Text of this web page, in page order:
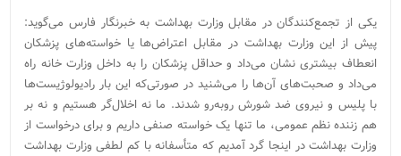
یکی از تجمع‌کنندگان در مقابل وزارت بهداشت به خبرنگار فارس می‌گوید:
پیش‌ از این وزارت بهداشت در مقابل اعتراض‌ها یا خواسته‌های پزشکان
انعطاف بیشتری نشان می‌داد و حداقل پزشکان را به داخل وزارت خانه راه
می‌داد و صحبت‌های آن‌ها را می‌شنید در صورتی‌که این بار رادیولوژیست‌ها
با پلیس و نیروی ضد شورش روبه‌رو شدند. ما نه اخلال‌گر هستیم و نه بر
هم زننده نظم عمومی، ما تنها یک خواسته صنفی داریم و برای درخواست از
وزارت بهداشت در اینجا گرد آمدیم که متأسفانه با کم لطفی وزارت بهداشت